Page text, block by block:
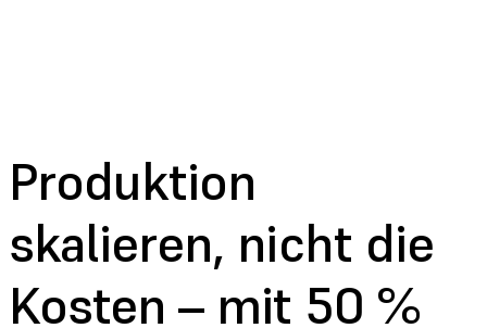
Produktion
skalieren, nicht die
Kosten – mit 50 %